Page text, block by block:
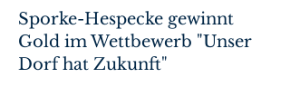
Sporke-Hespecke gewinnt
Gold im Wettbewerb "Unser
Dorf hat Zukunft"